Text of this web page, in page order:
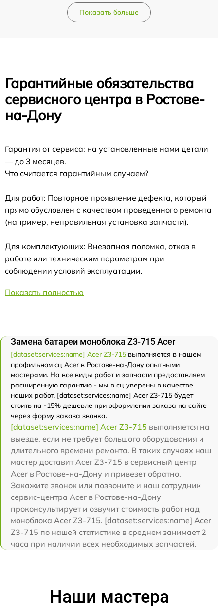
Показать больше
Гарантийные обязательства
сервисного центра в Ростове-
на-Дону
Гарантия от сервиса: на установленные нами детали
— до 3 месяцев.
Что считается гарантийным случаем?
Для работ: Повторное проявление дефекта, который
прямо обусловлен с качеством проведенного ремонта
(например, неправильная установка запчасти).
Для комплектующих: Внезапная поломка, отказ в
работе или техническим параметрам при
соблюдении условий эксплуатации.
Показать полностью
Замена батареи моноблока Z3-715 Acer
[dataset:services:name] Acer Z3-715 выполняется в нашем
профильном сц Acer в Ростове-на-Дону опытными
мастерами. На все виды работ и запчасти предоставляем
расширенную гарантию - мы в сц уверены в качестве
наших работ. [dataset:services:name] Acer Z3-715 будет
стоить на -15% дешевле при оформлении заказа на сайте
через форму заказа звонка.
[dataset:services:name] Acer Z3-715 выполняется на
выезде, если не требует большого оборудования и
длительного времени ремонта. В таких случаях наш
мастер доставит Acer Z3-715 в сервисный центр
Acer в Ростове-на-Дону и привезет обратно.
Закажите звонок или позвоните и наш сотрудник
сервис-центра Acer в Ростове-на-Дону
проконсультирует и озвучит стоимость работ над
моноблока Acer Z3-715. [dataset:services:name] Acer
Z3-715 по нашей статистике в среднем занимает 2
часа при наличии всех необходимых запчастей.
Наши мастера